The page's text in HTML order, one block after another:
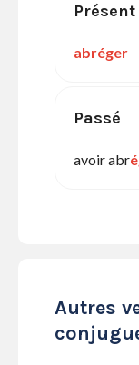
Présent
abréger
Passé
avoir abr
Autres